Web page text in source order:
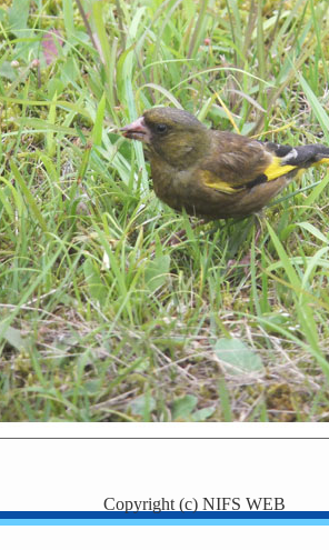
Copyright (c) NIFS WEB